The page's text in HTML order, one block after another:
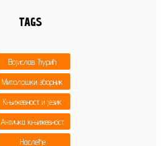
TAGS
Војислав Ђурић
Митолошки зборник
Књижевност и језик
Античка књижевност
Наслеђе